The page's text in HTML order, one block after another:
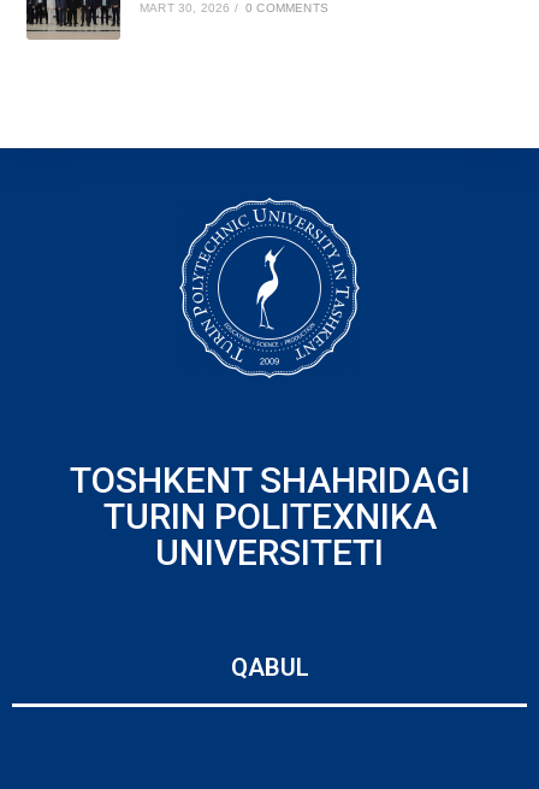
MART 30, 2026 / 0 COMMENTS
TOSHKENT SHAHRIDAGI
TURIN POLITEXNIKA
UNIVERSITETI
QABUL